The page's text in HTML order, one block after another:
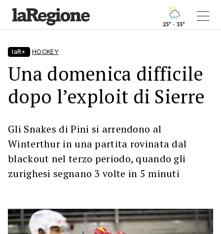
23° - 33°
laR+ HOCKEY
Una domenica difficile
dopo l’exploit di Sierre
Gli Snakes di Pini si arrendono al
Winterthur in una partita rovinata dal
blackout nel terzo periodo, quando gli
zurighesi segnano 3 volte in 5 minuti